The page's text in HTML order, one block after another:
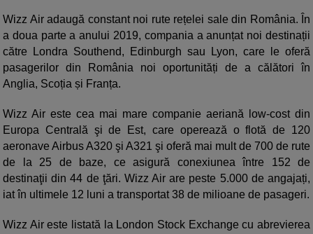
Wizz Air adaugă constant noi rute rețelei sale din România. În
a doua parte a anului 2019, compania a anunțat noi destinații
către Londra Southend, Edinburgh sau Lyon, care le oferă
pasagerilor din România noi oportunități de a călători în
Anglia, Scoția și Franța.
Wizz Air este cea mai mare companie aeriană low-cost din
Europa Centrală şi de Est, care operează o flotă de 120
aeronave Airbus A320 şi A321 şi oferă mai mult de 700 de rute
de la 25 de baze, ce asigură conexiunea între 152 de
destinaţii din 44 de ţări. Wizz Air are peste 5.000 de angajați,
iat în ultimele 12 luni a transportat 38 de milioane de pasageri.
Wizz Air este listată la London Stock Exchange cu abrevierea